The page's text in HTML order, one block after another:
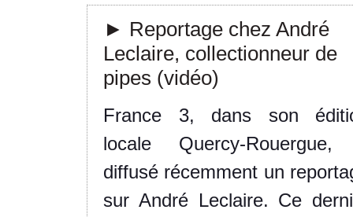
► Reportage chez André
Leclaire, collectionneur de
pipes (vidéo)
France 3, dans son
locale Quercy-
diffusé récemment un
sur André Leclaire. Ce